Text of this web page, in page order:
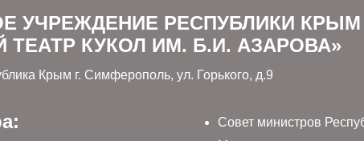
УЧРЕЖДЕНИЕ РЕСПУБЛИКИ КРЫМ
КУКОЛ ИМ. Б.И. АЗАРОВА»
Крым г. Симферополь, ул. Горького, д.9
Совет министров